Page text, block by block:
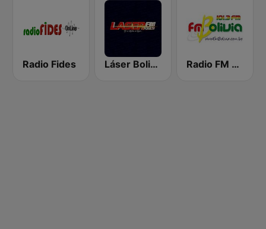
Radio Fides Láser Bolivia Radio FM Bolivia